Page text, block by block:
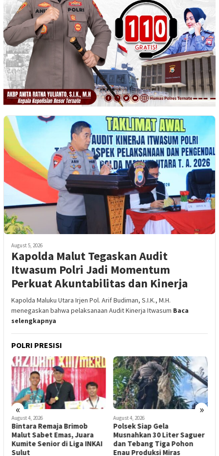
August 5, 2026
Kapolda Malut Tegaskan Audit
Itwasum Polri Jadi Momentum
Perkuat Akuntabilitas dan Kinerja
Kapolda Maluku Utara Irjen Pol. Arif Budiman, S.I.K., M.H.
menegaskan bahwa pelaksanaan Audit Kinerja Itwasum Baca
selengkapnya
POLRI PRESISI
« »
August 4, 2026
Bintara Remaja Brimob
Malut Sabet Emas, Juara
Kumite Senior di Liga INKAI
Sulut
August 4, 2026
Polsek Siap Gela
Musnahkan 30 Liter Saguer
dan Tebang Tiga Pohon
Enau Produksi Miras